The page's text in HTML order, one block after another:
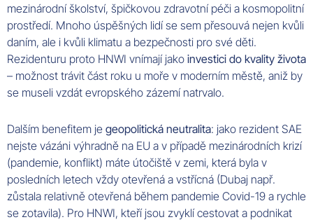
mezinárodní školství, špičkovou zdravotní péči a kosmopolitní
prostředí. Mnoho úspěšných lidí se sem přesouvá nejen kvůli
daním, ale i kvůli klimatu a bezpečnosti pro své děti.
Rezidenturu proto HNWI vnímají jako investici do kvality života
– možnost trávit část roku u moře v moderním městě, aniž by
se museli vzdát evropského zázemí natrvalo.
Dalším benefitem je geopolitická neutralita: jako rezident SAE
nejste vázáni výhradně na EU a v případě mezinárodních krizí
(pandemie, konflikt) máte útočiště v zemi, která byla v
posledních letech vždy otevřená a vstřícná (Dubaj např.
zůstala relativně otevřená během pandemie Covid-19 a rychle
se zotavila). Pro HNWI, kteří jsou zvyklí cestovat a podnikat